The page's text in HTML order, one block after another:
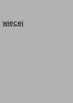
więcej